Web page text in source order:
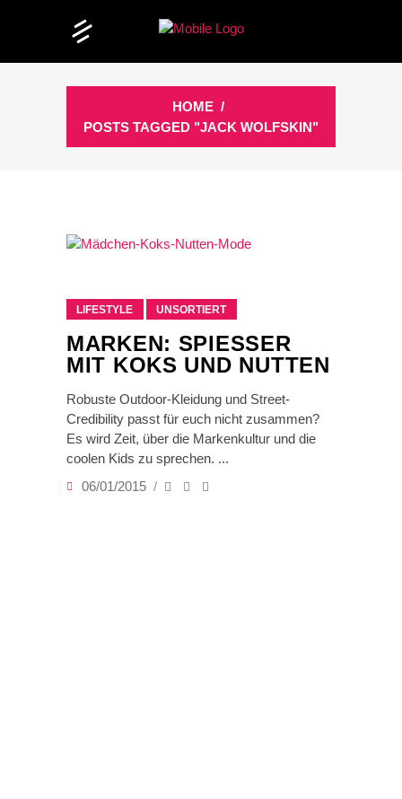
HOME /
POSTS TAGGED "JACK WOLFSKIN"
LIFESTYLE UNSORTIERT
MARKEN: SPIESSER M
IT KOKS UND NUTTEN
Robuste Outdoor-Kleidung und Street-
Credibility passt für euch nicht zusammen?
Es wird Zeit, über die Markenkultur und die
coolen Kids zu sprechen.
06/01/2015